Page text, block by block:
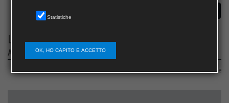
La riabilitazione nei disordini del neurosviluppo
Aspetti clinici e riabilitativi delle patologie del neurosviluppo
Area 06 – Scienze mediche
Statistiche
OK, HO CAPITO E ACCETTO